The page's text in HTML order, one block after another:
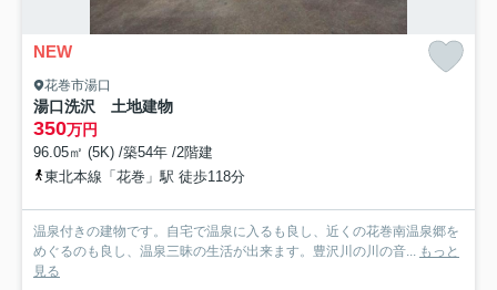
NEW
花巻市湯口
湯口洗沢 土地建物
350万円
96.05㎡ (5K) /築54年 /2階建
東北本線「花巻」駅 徒歩118分
温泉付きの建物です。自宅で温泉に入るも良し、近くの花巻南温泉郷を
めぐるのも良し、温泉三昧の生活が出来ます。豊沢川の川の音... もっと
見る